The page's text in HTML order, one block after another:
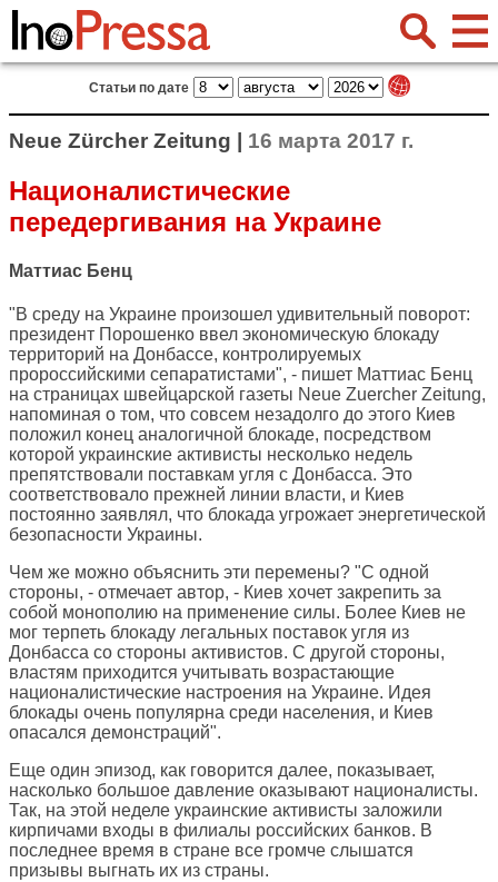
Статьи по дате
Neue Zürcher Zeitung | 16 марта 2017 г.
Националистические
передергивания на Украине
Маттиас Бенц
"В среду на Украине произошел удивительный поворот:
президент Порошенко ввел экономическую блокаду
территорий на Донбассе, контролируемых
пророссийскими сепаратистами", - пишет Маттиас Бенц
на страницах швейцарской газеты Neue Zuercher Zeitung,
напоминая о том, что совсем незадолго до этого Киев
положил конец аналогичной блокаде, посредством
которой украинские активисты несколько недель
препятствовали поставкам угля с Донбасса. Это
соответствовало прежней линии власти, и Киев
постоянно заявлял, что блокада угрожает энергетической
безопасности Украины.
Чем же можно объяснить эти перемены? "С одной
стороны, - отмечает автор, - Киев хочет закрепить за
собой монополию на применение силы. Более Киев не
мог терпеть блокаду легальных поставок угля из
Донбасса со стороны активистов. С другой стороны,
властям приходится учитывать возрастающие
националистические настроения на Украине. Идея
блокады очень популярна среди населения, и Киев
опасался демонстраций".
Еще один эпизод, как говорится далее, показывает,
насколько большое давление оказывают националисты.
Так, на этой неделе украинские активисты заложили
кирпичами входы в филиалы российских банков. В
последнее время в стране все громче слышатся
призывы выгнать их из страны.